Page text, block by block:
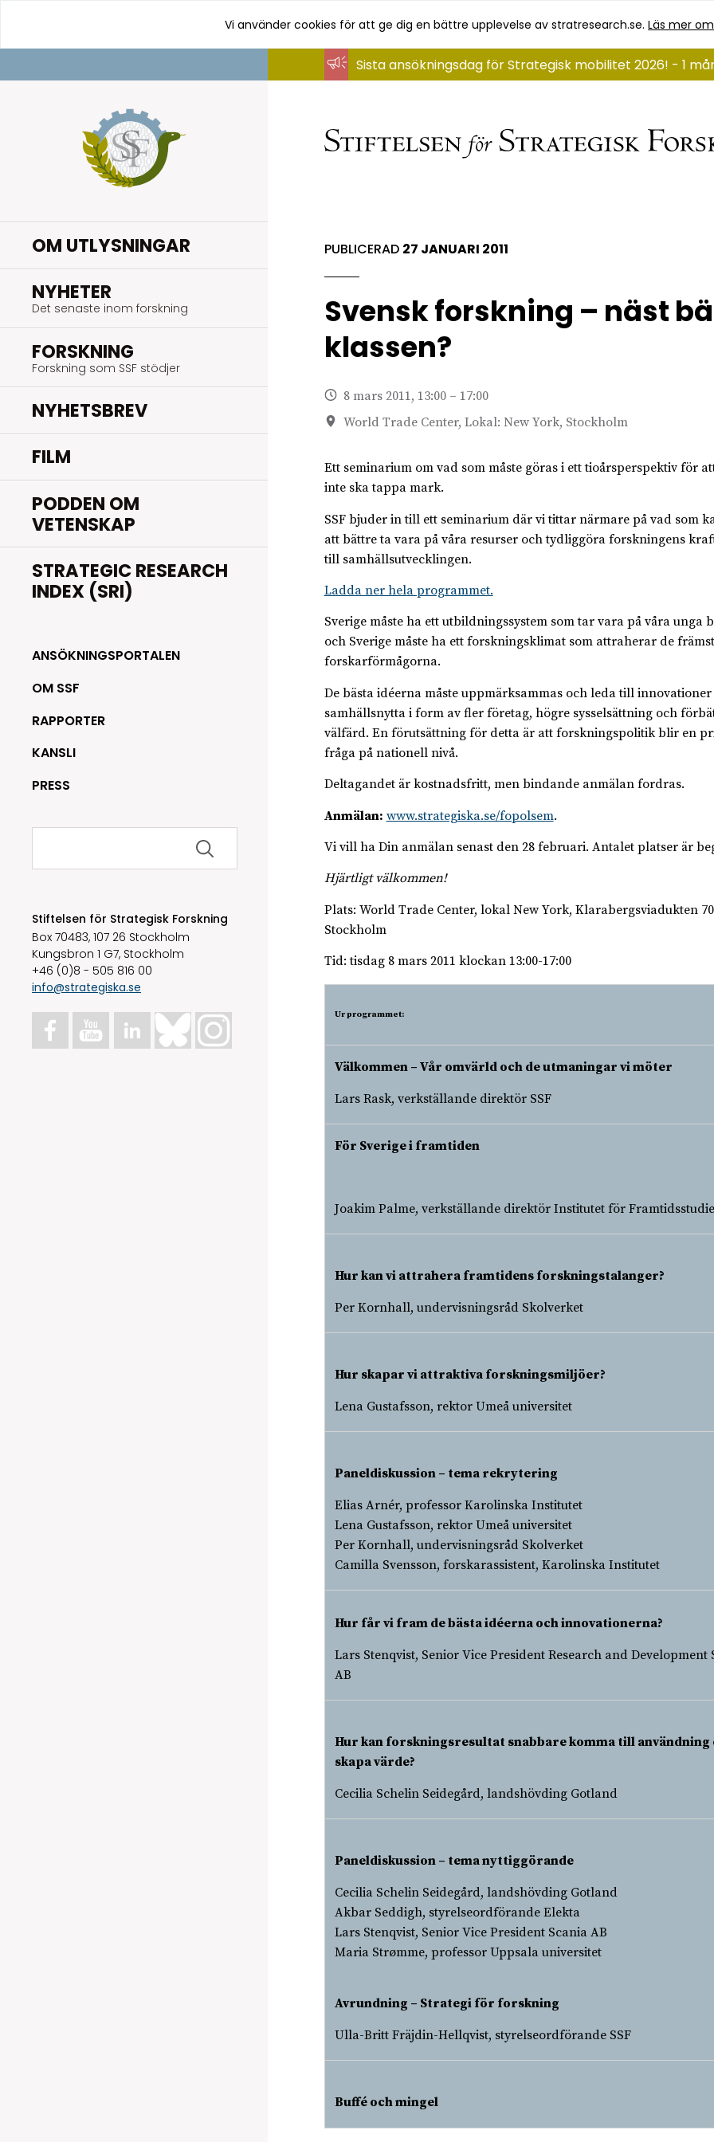
innehåll
Vi använder cookies för att ge dig en bättre upplevelse av stratresearch.se.Läs mer
OM UTLYSNINGAR
NYHETER
Det senaste inom forskning
FORSKNING
Forskning som SSF stödjer
NYHETSBREV
FILM
PODDEN OM
VETENSKAP
STRATEGIC RESEARCH
INDEX (SRI)
ANSÖKNINGSPORTALEN
OM SSF
RAPPORTER
KANSLI
PRESS
Sök
Stiftelsen för Strategisk Forskning
Box 70483, 107 26 Stockholm
Kungsbron 1 G7, Stockholm
+46 (0)8 - 505 816 00
info@strategiska.se
Sista ansökningsdag för Strategisk mobilitet 2026! - 1
PUBLICERAD 27 JANUARI 2011
Svensk forskning – näst
klassen?
8 mars 2011, 13:00 – 17:00
World Trade Center, Lokal: New York, Stockholm
Ett seminarium om vad som måste göras i ett tioårsperspektiv för
inte ska tappa mark.
SSF bjuder in till ett seminarium där vi tittar närmare på vad som
att bättre ta vara på våra resurser och tydliggöra forskningens
till samhällsutvecklingen.
Ladda ner hela programmet.
Sverige måste ha ett utbildningssystem som tar vara på våra unga
och Sverige måste ha ett forskningsklimat som attraherar de
forskarförmågorna.
De bästa idéerna måste uppmärksammas och leda till
samhällsnytta i form av fler företag, högre sysselsättning och
välfärd. En förutsättning för detta är att forskningspolitik blir en
fråga på nationell nivå.
Deltagandet är kostnadsfritt, men bindande anmälan fordras.
Anmälan: www.strategiska.se/fopolsem.
Vi vill ha Din anmälan senast den 28 februari. Antalet platser är
Hjärtligt välkommen!
Plats: World Trade Center, lokal New York, Klarabergsviadukten
Stockholm
Tid: tisdag 8 mars 2011 klockan 13:00-17:00
Ur programmet:
Välkommen – Vår omvärld och de utmaningar vi möter
Lars Rask, verkställande direktör SSF
För Sverige i framtiden
Joakim Palme, verkställande direktör Institutet för
Hur kan vi attrahera framtidens forskningstalanger?
Per Kornhall, undervisningsråd Skolverket
Hur skapar vi attraktiva forskningsmiljöer?
Lena Gustafsson, rektor Umeå universitet
Paneldiskussion – tema rekrytering
Elias Arnér, professor Karolinska Institutet
Lena Gustafsson, rektor Umeå universitet
Per Kornhall, undervisningsråd Skolverket
Camilla Svensson, forskarassistent, Karolinska Institutet
Hur får vi fram de bästa idéerna och innovationerna?
Lars Stenqvist, Senior Vice President Research and Development
AB
Hur kan forskningsresultat snabbare komma till användning
skapa värde?
Cecilia Schelin Seidegård, landshövding Gotland
Paneldiskussion – tema nyttiggörande
Cecilia Schelin Seidegård, landshövding Gotland
Akbar Seddigh, styrelseordförande Elekta
Lars Stenqvist, Senior Vice President Scania AB
Maria Strømme, professor Uppsala universitet
Avrundning – Strategi för forskning
Ulla-Britt Fräjdin-Hellqvist, styrelseordförande SSF
Buffé och mingel